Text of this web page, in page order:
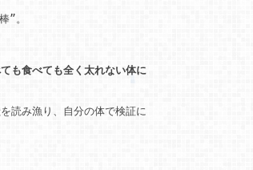
”。
も食べても全く太れない体に
読み漁り、自分の体で検証に